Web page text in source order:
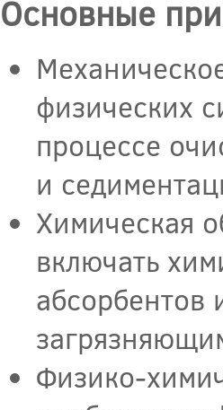
Основные
физических
процессе
и
Химическая
включать
абсорбентов
Физико-